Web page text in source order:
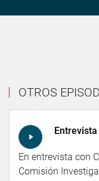
OTROS
En entrevista con
Comisión